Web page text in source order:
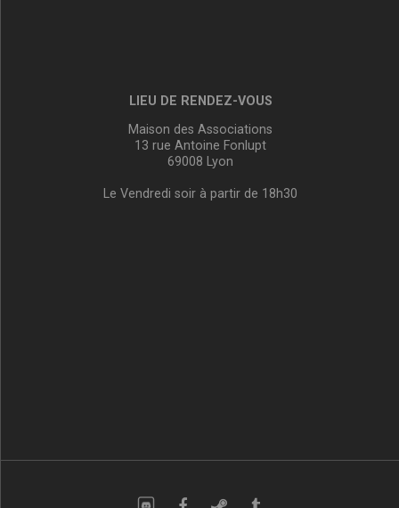
LIEU DE RENDEZ-VOUS
Maison des Associations
13 rue Antoine Fonlupt
69008 Lyon
Le Vendredi soir à partir de 18h30